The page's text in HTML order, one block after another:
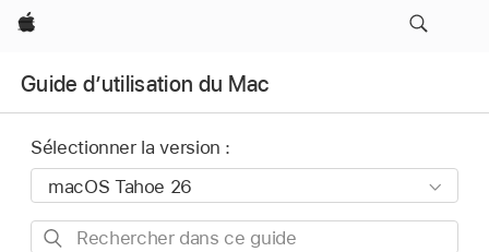
Apple
Guide d’utilisation du Mac
Sélectionner la version :
Rechercher